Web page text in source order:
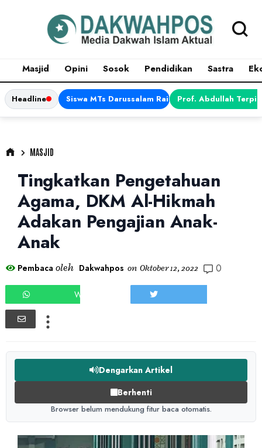
Masjid Opini Sosok Pendidikan Sastra
Headline Siswa MTs Darussalam Raih Juara 1 dalam
Prof. Abdullah
MASJID
Tingkatkan Pengetahuan
Agama, DKM Al-Hikmah
Adakan Pengajian Anak-
Anak
Pembaca oleh Dakwahpos on Oktober 12, 2022 0
WHATSAPP
Dengarkan Artikel
Berhenti
Browser belum mendukung fitur baca otomatis.